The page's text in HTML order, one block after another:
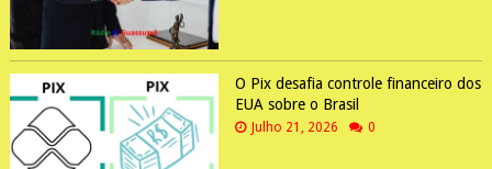
O Pix desafia controle financeiro dos
EUA sobre o Brasil
Julho 21, 2026 0